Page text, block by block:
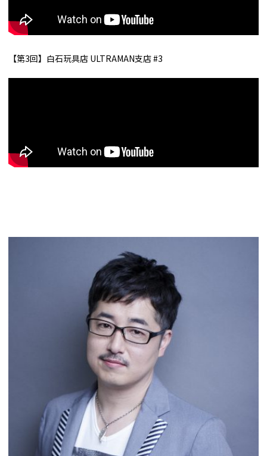
【第3回】白石玩具店 ULTRAMAN支店 #3